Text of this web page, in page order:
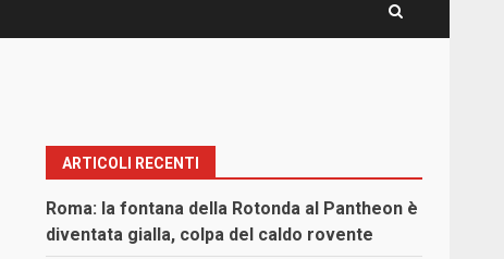
ARTICOLI RECENTI
Roma: la fontana della Rotonda al Pantheon è
diventata gialla, colpa del caldo rovente